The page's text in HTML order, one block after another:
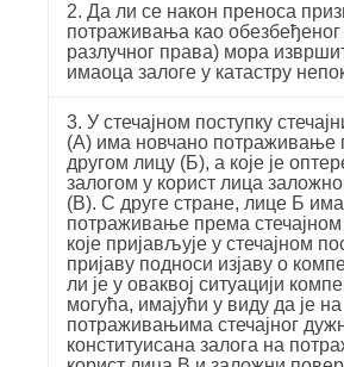
2. Да ли се након преноса
потраживања као обезбеђеног
разлучног права) мора
имаоца залоге у катастру
3. У стечајном поступку
(А) има новчано потраживање
другом лицу (Б), а које је
залогом у корист лица
(В). С друге стране, лице Б има
потраживање према
које пријављује у стечајном
пријаву подноси изјаву о
ли је у оваквој ситуацији
могућа, имајући у виду да је на
потраживањима стечајног
конституисана залога на